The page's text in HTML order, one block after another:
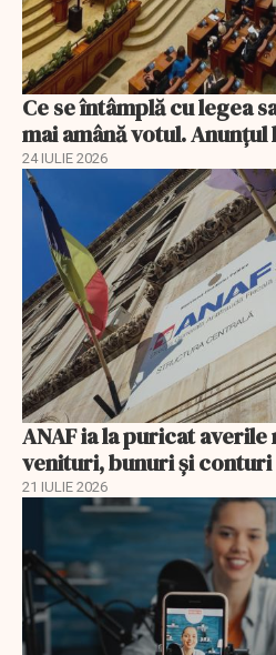
Ce se întâmplă cu legea
mai amână votul.
24 IULIE 2026
ANAF ia la puricat
venituri, bunuri și
21 IULIE 2026